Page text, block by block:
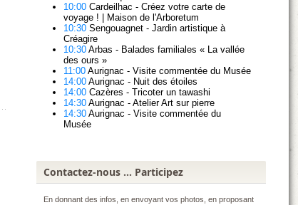
Contactez-nous ... Participez
En donnant des infos, en envoyant vos photos, en proposant